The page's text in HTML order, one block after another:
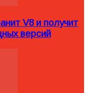
V8 и получит
версий